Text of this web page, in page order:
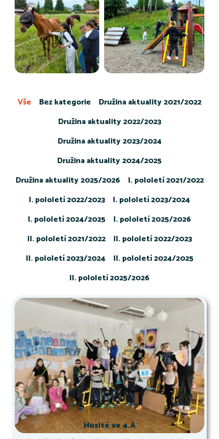
Bez kategorie
Družina aktuality 2021/2022
Družina aktuality 2022/2023
Družina aktuality 2023/2024
Družina aktuality 2024/2025
Družina aktuality 2025/2026
I. pololetí 2021/2022
I. pololetí 2022/2023
I. pololetí 2023/2024
I. pololetí 2024/2025
I. pololetí 2025/2026
II. pololetí 2021/2022
II. pololetí 2022/2023
II. pololetí 2023/2024
II. pololetí 2024/2025
II. pololetí 2025/2026
Vše
Husité ve 4.A